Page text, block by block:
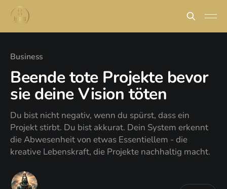
Business
Beende tote Projekte bevor
sie deine Vision töten
Du bist nicht negativ, wenn du spürst, dass ein
Projekt stirbt. Du bist akkurat. Dein System erkennt
die Abwesenheit von etwas Essentiellem - die
kreative Lebenskraft, die Projekte nachhaltig macht.